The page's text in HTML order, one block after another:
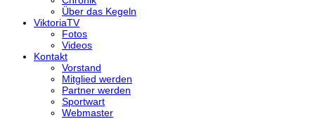
Über das Kegeln
ViktoriaTV
Fotos
Videos
Kontakt
Vorstand
Mitglied werden
Partner werden
Sportwart
Webmaster